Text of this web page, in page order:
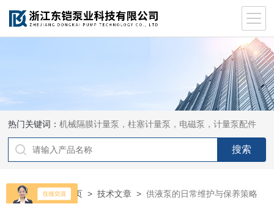
热门关键词：机械隔膜计量泵，柱塞计量泵，电磁泵，计量泵配件
当前位置：首页 >技术文章 >供液泵的日常维护与保养策略